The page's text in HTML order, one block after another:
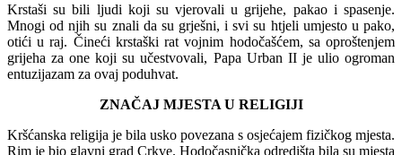
Krstaši su bili ljudi koji su vjerovali u grijehe, pakao i spasenje.
Mnogi od njih su znali da su grješni, i svi su htjeli umjesto u pako,
otići u raj. Čineći krstaški rat vojnim hodočašćem, sa oproštenjem
grijeha za one koji su učestvovali, Papa Urban II je ulio ogroman
entuzijazam za ovaj poduhvat.
ZNAČAJ MJESTA U RELIGIJI
Kršćanska religija je bila usko povezana s osjećajem fizičkog mjesta.
Rim je bio glavni grad Crkve. Hodočasnička odredišta bila su mjesta